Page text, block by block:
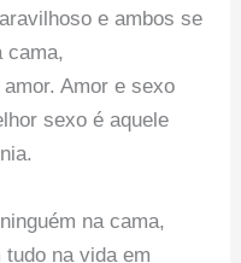
e ambos se
cama,
Amor e sexo
sexo é aquele
na cama,
na vida em